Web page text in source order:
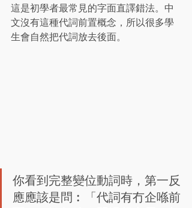
這是初學者最常見的字面直譯錯法。中
文沒有這種代詞前置概念，所以很多學
生會自然把代詞放去後面。
你看到完整變位動詞時，第一反
應應該是問︰「代詞有冇企喺前